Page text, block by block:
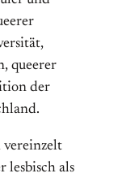
queerer
der
vereinzelt
lesbisch als